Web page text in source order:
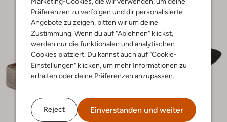
Präferenzen zu verfolgen und dir personalisierte
Angebote zu zeigen, bitten wir um deine
Zustimmung. Wenn du auf "Ablehnen" klickst,
werden nur die funktionalen und analytischen
Cookies platziert. Du kannst auch auf "Cookie-
Einstellungen" klicken, um mehr Informationen zu
erhalten oder deine Präferenzen anzupassen.
Reject Einverstanden und weiter